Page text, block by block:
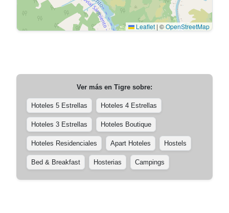
Leaflet | ©OpenStreetMap
Ver más en Tigre sobre:
Hoteles 5 Estrellas Hoteles 4 Estrellas
Hoteles 3 Estrellas Hoteles Boutique
Hoteles Residenciales Apart Hoteles Hostels
Bed & Breakfast Hosterias Campings